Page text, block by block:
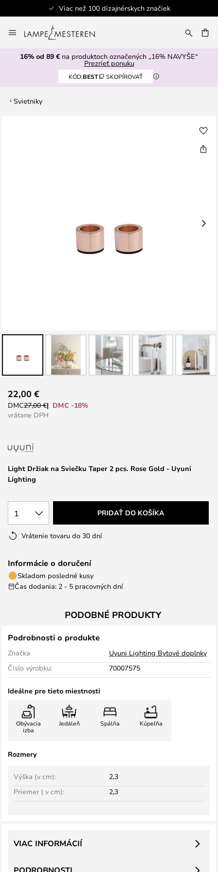
Viac než 100 dizajnérskych značiek
to
Content
16% od 89 € na produktoch označených „16% NAVYŠE“
Prezrieť ponuku
KÓD:BEST SKOPÍROVAŤ
Svietniky
na
začiatok
Light Držiak na Sviečku Taper 2 pcs. Rose Gold - Uyuni
Lighting
22,00 €
DMC27,00 €
DMC -18%
vrátane DPH
1 PRIDAŤ DO KOŠÍKA
Vrátenie tovaru do 30 dní
Informácie o doručení
Skladom posledné kusy
Čas dodania: 2 - 5 pracovných dní
PODOBNÉ PRODUKTY
Podrobnosti o produkte
Značka
Uyuni Lighting Bytové doplnky
Číslo výrobku:
70007575
Ideálne pre tieto miestnosti
Obývacia
izba
Jedáleň Spálňa Kúpeľňa
Rozmery
Výška (v cm):
2,3
Priemer ( v cm):
2,3
VIAC INFORMÁCIÍ